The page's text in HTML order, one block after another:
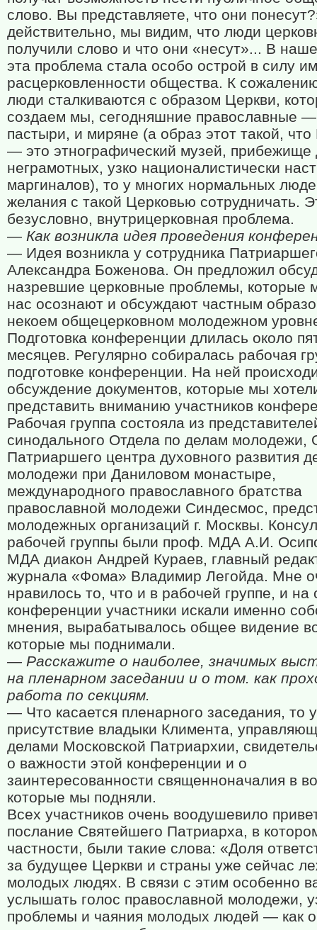
слово. Вы представляете, что они
действительно, мы видим, что люди
получили слово и что они «несут»... В
эта проблема стала особо острой в силу
расцерковленности общества. К
люди сталкиваются с образом Церкви,
создаем мы, сегодняшние православные
пастыри, и миряне (а образ этот такой, что
— это этнографический музей, прибежище
неграмотных, узко националистически
маргиналов), то у многих нормальных
желания с такой Церковью сотрудничать.
безусловно, внутрицерковная проблема.
— Как возникла идея проведения
— Идея возникла у сотрудника
Александра Боженова. Он предложил
назревшие церковные проблемы, которые
нас осознают и обсуждают частным
некоем общецерковном молодежном
Подготовка конференции длилась около
месяцев. Регулярно собиралась рабочая
подготовке конференции. На ней
обсуждение документов, которые мы
представить вниманию участников
Рабочая группа состояла из
синодального Отдела по делам
Патриаршего центра духовного развития
молодежи при Даниловом монастыре,
международного православного братства
православной молодежи Синдесмос,
молодежных организаций г. Москвы.
рабочей группы были проф. МДА А.И.
МДА диакон Андрей Кураев, главный
журнала «Фома» Владимир Легойда. Мне
нравилось то, что и в рабочей группе, и на
конференции участники искали именно
мнения, вырабатывалось общее видение
которые мы поднимали.
— Расскажите о наиболее, значимых
на пленарном заседании и о том. как
работа по секциям.
— Что касается пленарного заседания, то
присутствие владыки Климента,
делами Московской Патриархии,
о важности этой конференции и о
заинтересованности священноначалия в
которые мы подняли.
Всех участников очень воодушевило
послание Святейшего Патриарха, в
частности, были такие слова: «Доля
за будущее Церкви и страны уже сейчас
молодых людях. В связи с этим особенно
услышать голос православной молодежи,
проблемы и чаяния молодых людей — как